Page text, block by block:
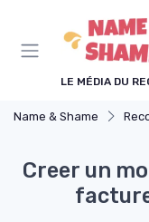
LE MÉDIA DU
Name & Shame
Creer un